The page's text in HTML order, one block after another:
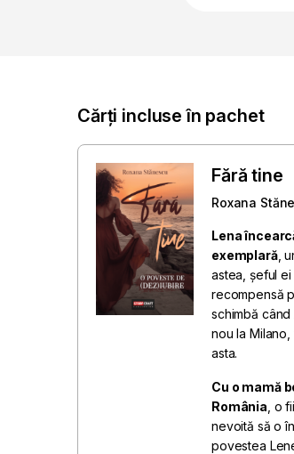
Cărți incluse în pachet
Fără tine
Roxana
Lena
exemplară,
astea, șeful
recompensă
schimbă
nou la
asta.
Cu o mamă
România , o
nevoită să o
povestea